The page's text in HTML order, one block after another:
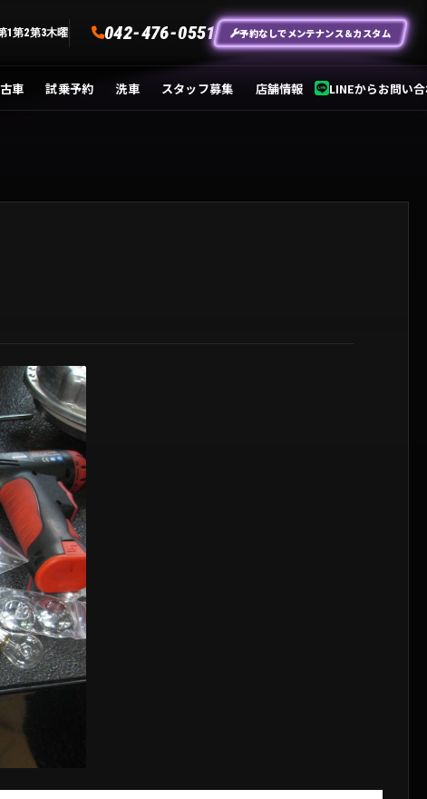
1第2第3木曜 042-476-0551 予約なしでメンテナンス＆カスタム
車 試乗予約 洗車 スタッフ募集 店舗情報 LINEからお問い